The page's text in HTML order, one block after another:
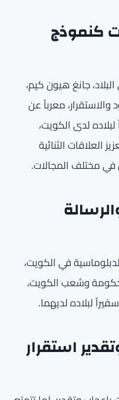
كنموذج
جانغ هيون كيم،
معرباً عن
لدى الكويت،
العلاقات الثنائية
في مختلف المجالات.
في الكويت،
حكومة وشعب الكويت،
لبلاده لديهما.
استقرار